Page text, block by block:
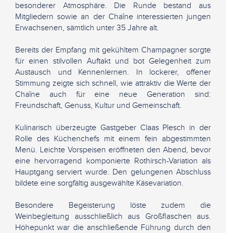
besonderer Atmosphäre. Die Runde bestand aus
Mitgliedern sowie an der Chaîne interessierten jungen
Erwachsenen, sämtlich unter 35 Jahre alt.
Bereits der Empfang mit gekühltem Champagner sorgte
für einen stilvollen Auftakt und bot Gelegenheit zum
Austausch und Kennenlernen. In lockerer, offener
Stimmung zeigte sich schnell, wie attraktiv die Werte der
Chaîne auch für eine neue Generation sind:
Freundschaft, Genuss, Kultur und Gemeinschaft.
Kulinarisch überzeugte Gastgeber Claas Plesch in der
Rolle des Küchenchefs mit einem fein abgestimmten
Menü. Leichte Vorspeisen eröffneten den Abend, bevor
eine hervorragend komponierte Rothirsch-Variation als
Hauptgang serviert wurde. Den gelungenen Abschluss
bildete eine sorgfältig ausgewählte Käsevariation.
Besondere Begeisterung löste zudem die
Weinbegleitung ausschließlich aus Großflaschen aus.
Höhepunkt war die anschließende Führung durch den